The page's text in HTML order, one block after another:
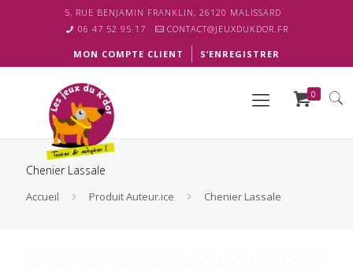
5, RUE BENJAMIN FRANKLIN, 26120 MALISSARD
06 47 52 95 17
CONTACT@JEUXDUKDOR.FR
MON COMPTE CLIENT S’ENREGISTRER
0
Chenier Lassale
Accueil Produit Auteur.ice Chenier Lassale